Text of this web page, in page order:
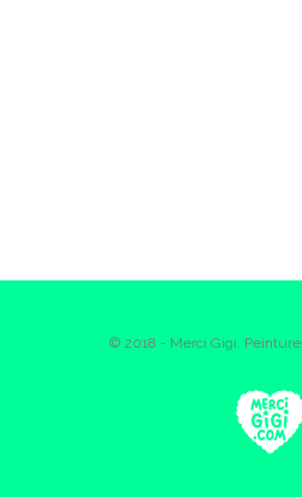
© 2018 - Merci Gigi. Peinture